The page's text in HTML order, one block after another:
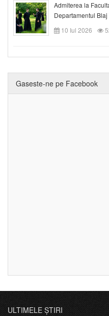
Admiterea la
Departamentul
10 Iul 2026
Gaseste-ne pe Facebook
ULTIMELE ȘTIRI